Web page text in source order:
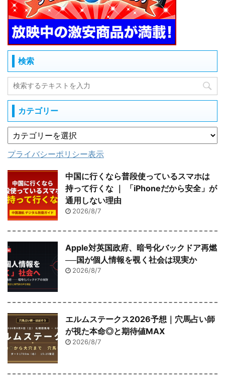
検索
カテゴリー
プライバシーポリシー表示
中国に行くなら普段使っているスマホは
持って行くな ｜ 「iPhoneだから安全」が
通用しない理由
2026/8/7
Apple対英国政府、暗号化バックドア再燃
──国が個人情報を覗く社会は現実か
2026/8/7
エルムステークス2026予想｜穴馬占い師
が視た本命◎と期待値MAX
2026/8/7